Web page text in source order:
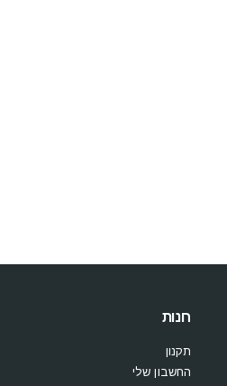
חנות
תקנון
החשבון שלי